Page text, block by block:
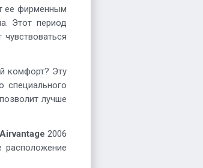
ее фирменным
Этот период
комфорт? Эту
специального
лучше
2006